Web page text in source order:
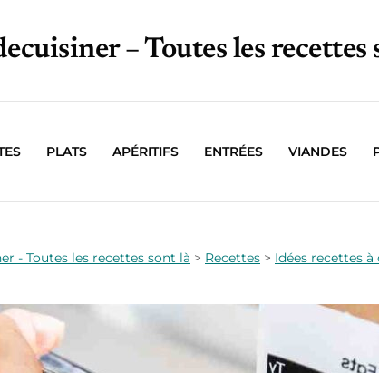
– Toutes les recettes
PLATS APÉRITIFS ENTRÉES VIANDES
- Toutes les recettes sont là > Recettes > Idées recettes à